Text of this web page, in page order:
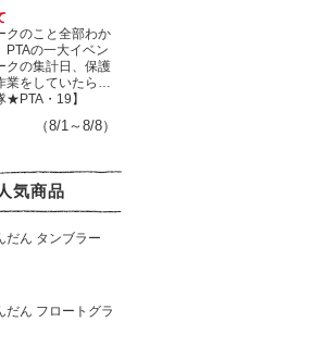
クのこと全部わか
PTAの一大イベン
クの集計日、保護
業をしていたら…
★PTA・19】
（8/1～8/8）
気商品
だん タンブラー
だん フロートグラ